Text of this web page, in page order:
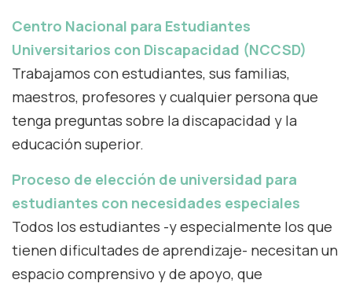
Centro Nacional para Estudiantes
Universitarios con Discapacidad (NCCSD)
Trabajamos con estudiantes, sus familias,
maestros, profesores y cualquier persona que
tenga preguntas sobre la discapacidad y la
educación superior.
Proceso de elección de universidad para
estudiantes con necesidades especiales
Todos los estudiantes -y especialmente los que
tienen dificultades de aprendizaje- necesitan un
espacio comprensivo y de apoyo, que